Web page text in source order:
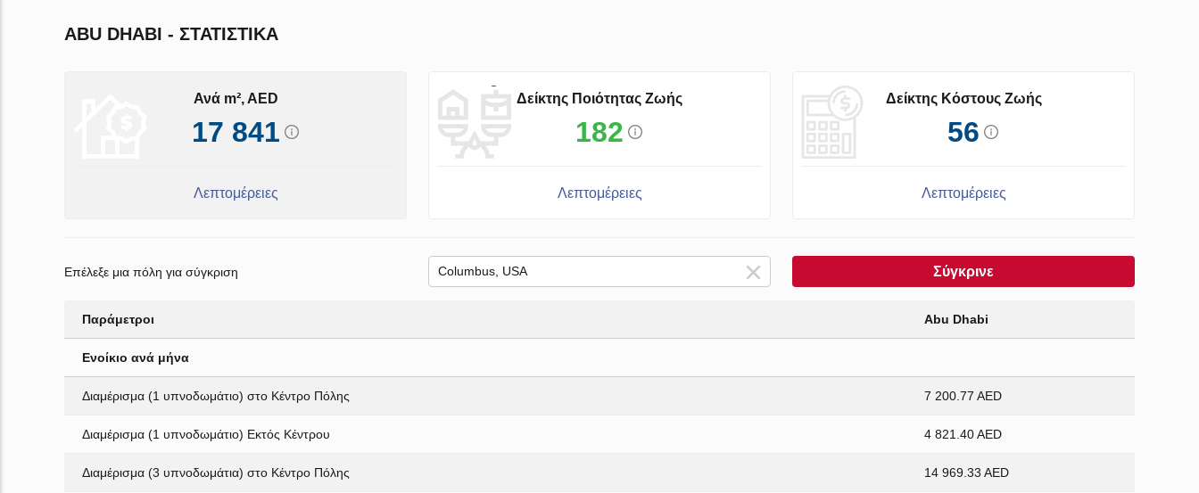
ABU DHABI - ΣΤΑΤΙΣΤΙΚΆ
Ανά m², AED
17 841
Λεπτομέρειες
Δείκτης Ποιότητας Ζωής
182
Λεπτομέρειες
Δείκτης Κόστους Ζωής
56
Λεπτομέρειες
Επέλεξε μια πόλη για σύγκριση Σύγκρινε
Παράμετροι Abu Dhabi
Ενοίκιο ανά μήνα
Διαμέρισμα (1 υπνοδωμάτιο) στο Κέντρο Πόλης 7 200.77 AED
Διαμέρισμα (1 υπνοδωμάτιο) Εκτός Κέντρου 4 821.40 AED
Διαμέρισμα (3 υπνοδωμάτια) στο Κέντρο Πόλης 14 969.33 AED